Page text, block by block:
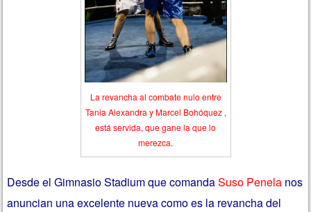
La revancha al combate nulo entre
Tania Alexandra y Marcel Bohóquez ,
está servida, que gane la que lo
merezca.
Desde el Gimnasio Stadium que comandaSuso Penela nos
anuncian una excelente nueva como es la revancha del